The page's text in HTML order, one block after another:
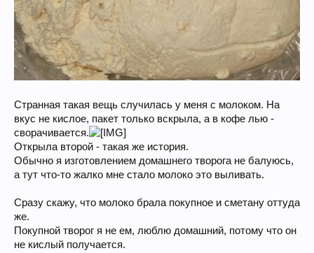
Странная такая вещь случилась у меня с молоком. На
вкус не кислое, пакет только вскрыла, а в кофе лью -
сворачивается.
Открыла второй - такая же история.
Обычно я изготовлением домашнего творога не балуюсь,
а тут что-то жалко мне стало молоко это выливать.
Сразу скажу, что молоко брала покупное и сметану оттуда
же.
Покупной творог я не ем, люблю домашний, потому что он
не кислый получается.